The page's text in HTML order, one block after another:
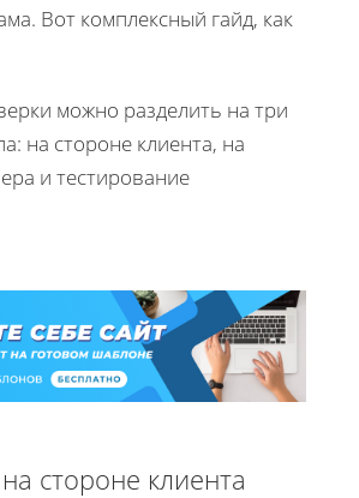
Вот комплексный гайд, как
можно разделить на три
на стороне клиента, на
и тестирование
стороне клиента